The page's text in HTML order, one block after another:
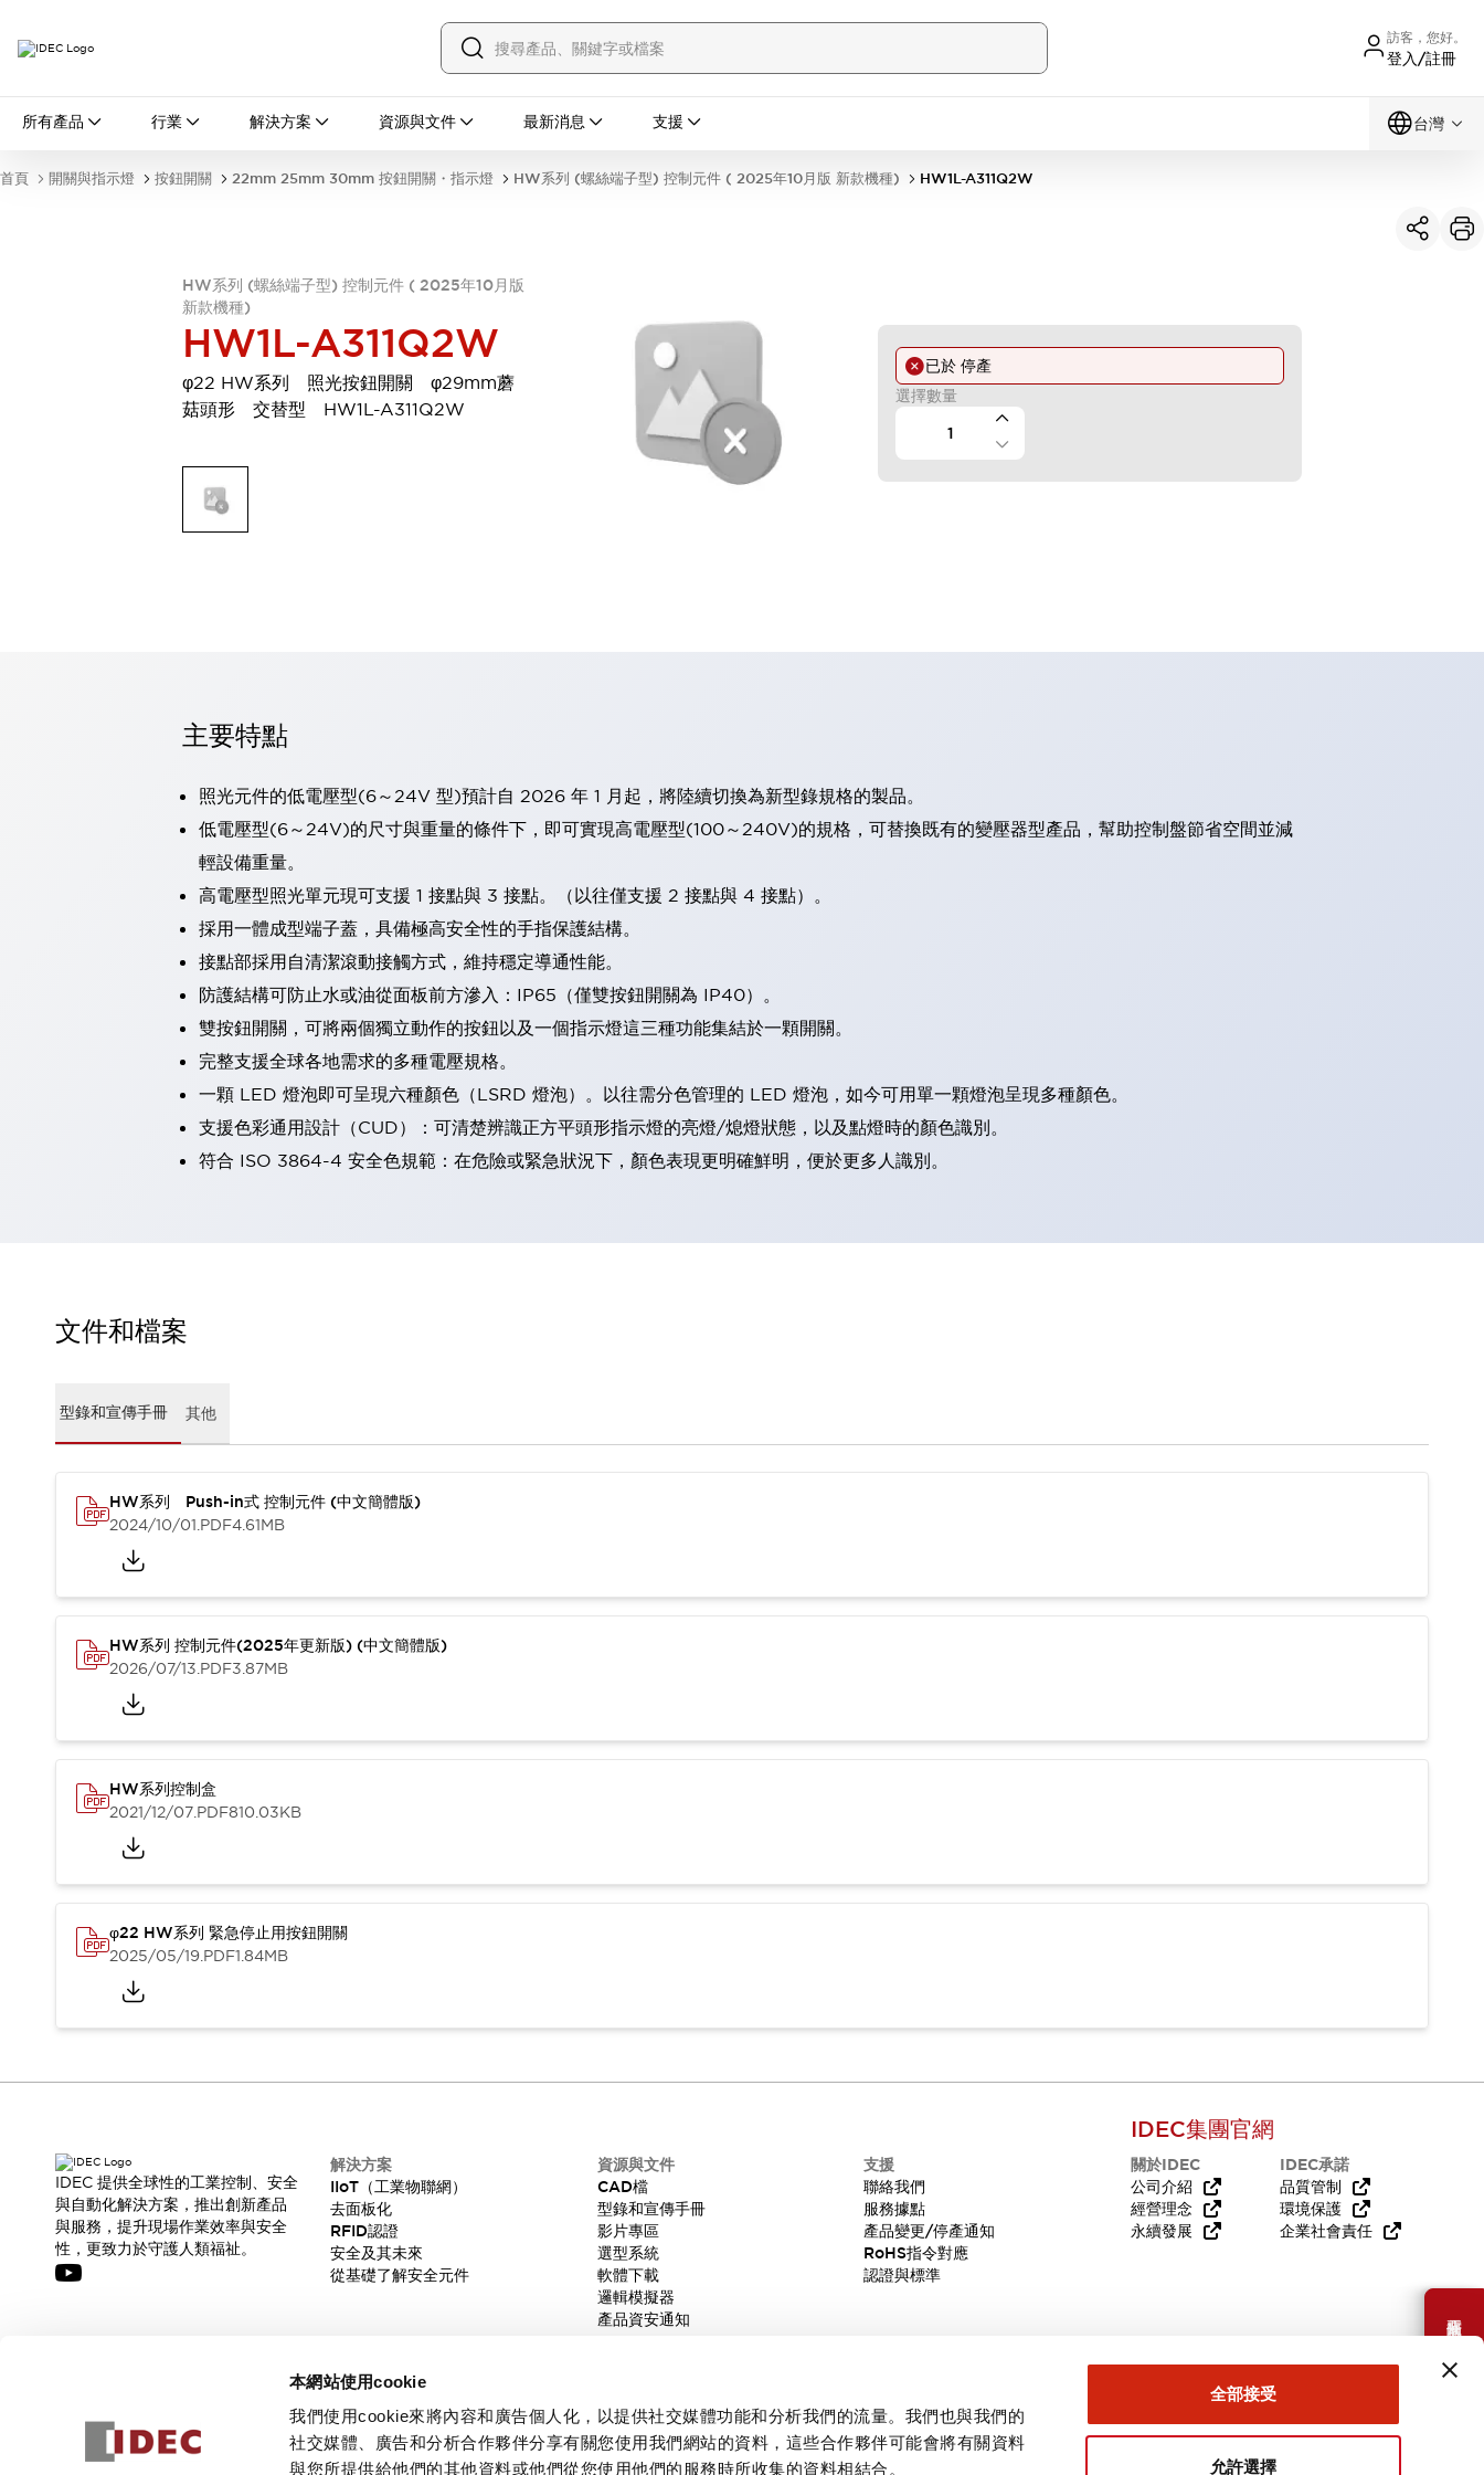
本網站使用cookie
我們使用cookie來將內容和廣告個人化，以提供社交媒體功能和分析我們的流量。我們也與我們的
社交媒體、廣告和分析合作夥伴分享有關您使用我們網站的資料，這些合作夥伴可能會將有關資料
與您所提供給他們的其他資料或他們從您使用他們的服務時所收集的資料相結合。
全部接受
允許選擇
訪客，您好。
登入/註冊
所有產品 行業 解決方案 資源與文件 最新消息 支援 台灣
所有產品
開關與指示燈
指示燈和蜂鳴器
工業機器人的潛在風險，從第三者角度徹底驗證
兼顧良好的視認性及減少維修工時
最適合小型裝置的安全對策瀏覽全部
降低機床成本的技巧簡單的讓人意外
尋找讓機床更小型化的可能性
從外觀設計的觀點提升機床的附加價值
預防導致機器故障的「瞬停」
3位置促動開關確保綜合加工中心機的安全性
使人機協作更安全、更高效
發揮協作機器人潛力的安全措施 瀏覽全部
提高半導體製造裝置設計自由度的方法
瞬間完成開關的更換，避免停機時間拉長
安全及其未來
從基礎了解安全元件
型錄和宣傳手冊
軟體下載
邏輯模擬器
產品資安通知
促銷活動
服務據點
產品變更/停產通知
RoHS指令對應
需要幫助嗎？
首頁 開關與指示燈 按鈕開關 22mm 25mm 30mm 按鈕開關・指示燈 HW系列 (螺絲端子型) 控制元件 ( 2025年10月版 新款機種) HW1L-A311Q2W
HW系列 (螺絲端子型) 控制元件 ( 2025年10月版
新款機種)
HW1L-A311Q2W
φ22 HW系列 照光按鈕開關 φ29mm蘑
菇頭形 交替型 HW1L-A311Q2W
已於 停產
選擇數量
主要特點
照光元件的低電壓型(6～24V 型)預計自 2026 年 1 月起，將陸續切換為新型錄規格的製品。
低電壓型(6～24V)的尺寸與重量的條件下，即可實現高電壓型(100～240V)的規格，可替換既有的變壓器型產品，幫助控制盤節省空間並減
輕設備重量。
高電壓型照光單元現可支援 1 接點與 3 接點。（以往僅支援 2 接點與 4 接點）。
採用一體成型端子蓋，具備極高安全性的手指保護結構。
接點部採用自清潔滾動接觸方式，維持穩定導通性能。
防護結構可防止水或油從面板前方滲入：IP65（僅雙按鈕開關為 IP40）。
雙按鈕開關，可將兩個獨立動作的按鈕以及一個指示燈這三種功能集結於一顆開關。
完整支援全球各地需求的多種電壓規格。
一顆 LED 燈泡即可呈現六種顏色（LSRD 燈泡）。以往需分色管理的 LED 燈泡，如今可用單一顆燈泡呈現多種顏色。
支援色彩通用設計（CUD）：可清楚辨識正方平頭形指示燈的亮燈/熄燈狀態，以及點燈時的顏色識別。
符合 ISO 3864-4 安全色規範：在危險或緊急狀況下，顏色表現更明確鮮明，便於更多人識別。
文件和檔案
型錄和宣傳手冊 其他
HW系列 Push-in式 控制元件 (中文簡體版)
2024/10/01.PDF4.61MB
HW系列 控制元件(2025年更新版) (中文簡體版)
2026/07/13.PDF3.87MB
HW系列控制盒
2021/12/07.PDF810.03KB
φ22 HW系列 緊急停止用按鈕開關
2025/05/19.PDF1.84MB
IDEC 提供全球性的工業控制、安全
與自動化解決方案，推出創新產品
與服務，提升現場作業效率與安全
性，更致力於守護人類福祉。
解決方案
IIoT（工業物聯網）
去面板化
RFID認證
安全及其未來
從基礎了解安全元件
資源與文件
CAD檔
型錄和宣傳手冊
影片專區
選型系統
軟體下載
邏輯模擬器
產品資安通知
支援
聯絡我們
服務據點
產品變更/停產通知
RoHS指令對應
認證與標準
IDEC集團官網
關於IDEC
公司介紹
經營理念
永續發展
IDEC承諾
品質管制
環境保護
企業社會責任
訂閱